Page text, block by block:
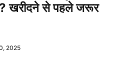
खरीदने से पहले जरूर
2025